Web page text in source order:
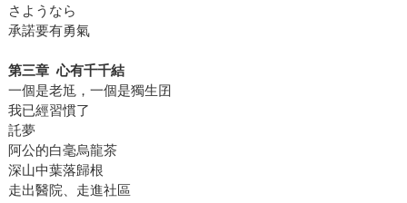
さようなら
承諾要有勇氣
第三章 心有千千結
一個是老尪，一個是獨生囝
我已經習慣了
託夢
阿公的白毫烏龍茶
深山中葉落歸根
走出醫院、走進社區